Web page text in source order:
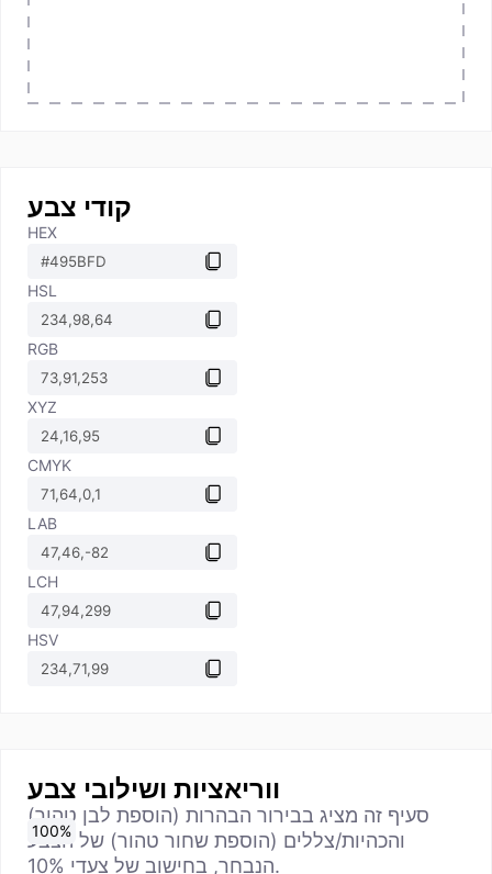
קודי צבע
HEX
HSL
RGB
XYZ
CMYK
LAB
LCH
HSV
ווריאציות ושילובי צבע
סעיף זה מציג בבירור הבהרות (הוספת לבן טהור)
והכהיות/צללים (הוספת שחור טהור) של הצבע
הנבחר, בחישוב של צעדי 10%.
0%
10%
20%
30%
40%
50%
60%
70%
80%
90%
100%